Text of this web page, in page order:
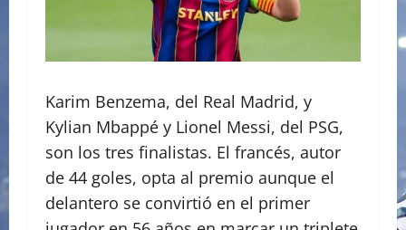
Karim Benzema, del Real Madrid, y
Kylian Mbappé y Lionel Messi, del PSG,
son los tres finalistas. El francés, autor
de 44 goles, opta al premio aunque el
delantero se convirtió en el primer